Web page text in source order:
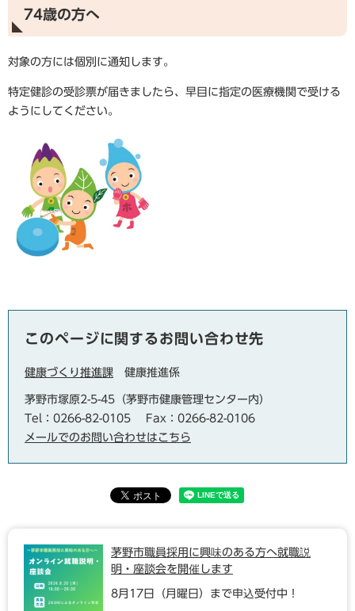
74歳の方へ
対象の方には個別に通知します。
特定健診の受診票が届きましたら、早目に指定の医療機関で受ける
ようにしてください。
このページに関するお問い合わせ先
健康づくり推進課 健康推進係
茅野市塚原2-5-45（茅野市健康管理センター内）
Tel：0266-82-0105
Fax：0266-82-0106
メールでのお問い合わせはこちら
茅野市職員採用に興味のある方へ就職説
明・座談会を開催します
8月17日（月曜日）まで申込受付中！